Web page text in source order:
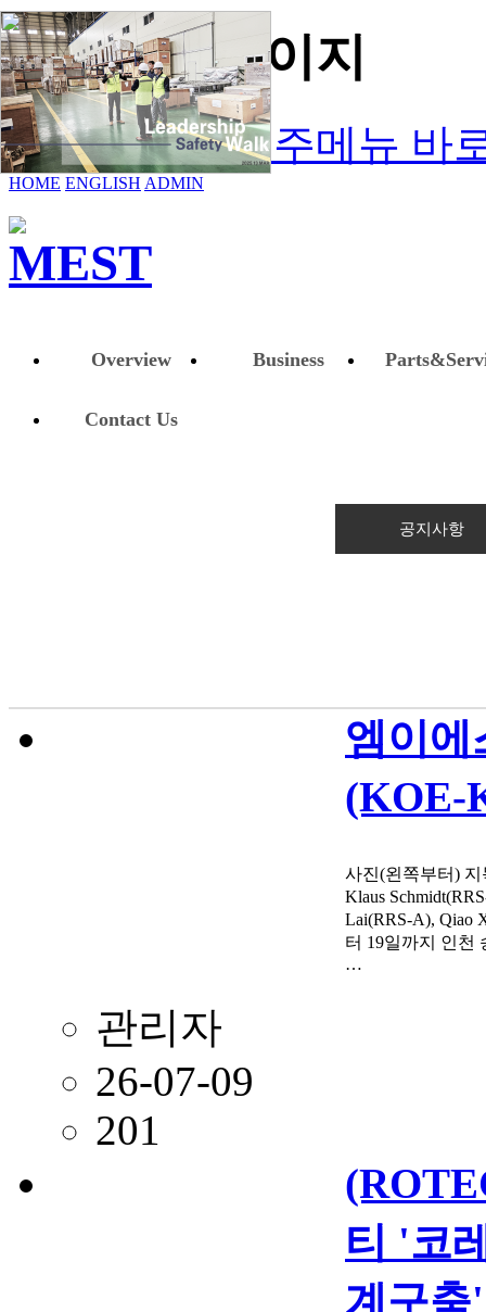
새소식 1 페이지
본문 바로가기주메뉴 바
HOME ENGLISH ADMIN
Overview Business
Contact Us
회사소개
윤리경영
상담·제보
주요안내
공지사항
엠이에
(KOE-
사진(왼쪽부터) 지
Klaus
Lai(RRS-A), Qiao
터 19일까지 인천
…
관리자
26-07-09
201
티 '코
계구축